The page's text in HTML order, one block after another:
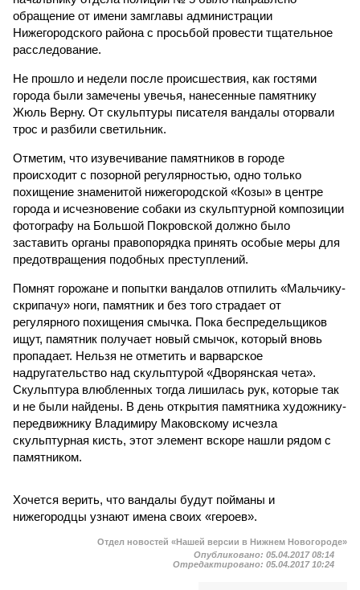
обращение от имени замглавы администрации
Нижегородского района с просьбой провести тщательное
расследование.
Не прошло и недели после происшествия, как гостями
города были замечены увечья, нанесенные памятнику
Жюль Верну. От скульптуры писателя вандалы оторвали
трос и разбили светильник.
Отметим, что изувечивание памятников в городе
происходит с позорной регулярностью, одно только
похищение знаменитой нижегородской «Козы» в центре
города и исчезновение собаки из скульптурной композиции
фотографу на Большой Покровской должно было
заставить органы правопорядка принять особые меры для
предотвращения подобных преступлений.
Помнят горожане и попытки вандалов отпилить «Мальчику-
скрипачу» ноги, памятник и без того страдает от
регулярного похищения смычка. Пока беспредельщиков
ищут, памятник получает новый смычок, который вновь
пропадает. Нельзя не отметить и варварское
надругательство над скульптурой «Дворянская чета».
Скульптура влюбленных тогда лишилась рук, которые так
и не были найдены. В день открытия памятника художнику-
передвижнику Владимиру Маковскому исчезла
скульптурная кисть, этот элемент вскоре нашли рядом с
памятником.
Хочется верить, что вандалы будут пойманы и
нижегородцы узнают имена своих «героев».
Отдел новостей «Нашей версии в Нижнем Новогороде»
Опубликовано: 05.04.2017 08:14
Отредактировано: 05.04.2017 10:24